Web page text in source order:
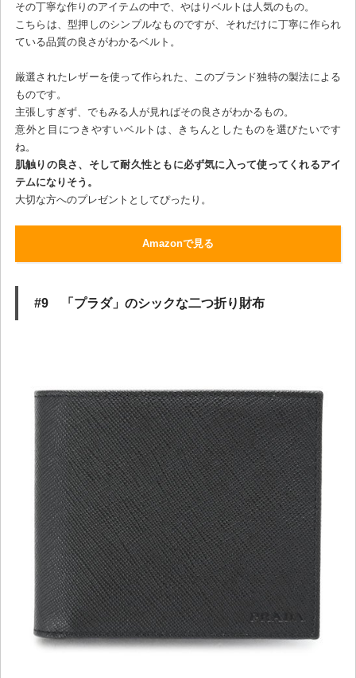
その丁寧な作りのアイテムの中で、やはりベルトは人気のもの。
こちらは、型押しのシンプルなものですが、それだけに丁寧に作られ
ている品質の良さがわかるベルト。
厳選されたレザーを使って作られた、このブランド独特の製法による
ものです。
主張しすぎず、でもみる人が見ればその良さがわかるもの。
意外と目につきやすいベルトは、きちんとしたものを選びたいです
ね。
肌触りの良さ、そして耐久性ともに必ず気に入って使ってくれるアイ
テムになりそう。
大切な方へのプレゼントとしてぴったり。
Amazonで見る
#9 「プラダ」のシックな二つ折り財布